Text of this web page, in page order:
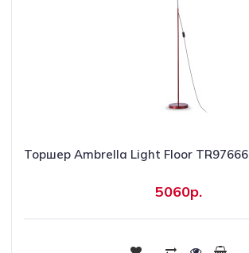
Торшер Ambrella Light Floor TR97666
5060р.
Купить